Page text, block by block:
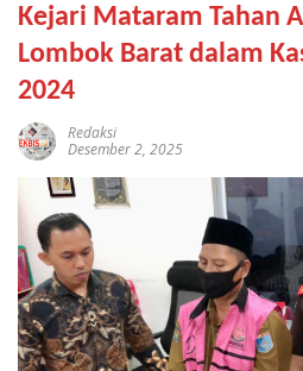
Kejari Mataram Tahan
Lombok Barat dalam
2024
Redaksi
Desember 2, 2025